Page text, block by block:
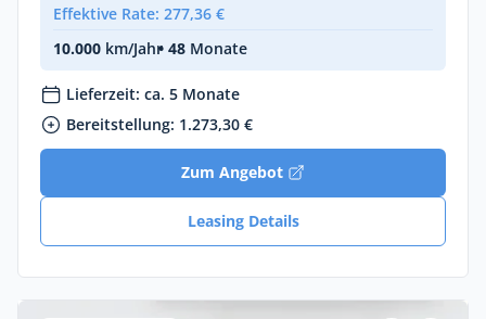
Effektive Rate: 277,36 €
10.000 km/Jahr• 48 Monate
Lieferzeit: ca. 5 Monate
Bereitstellung: 1.273,30 €
Zum Angebot
Leasing Details